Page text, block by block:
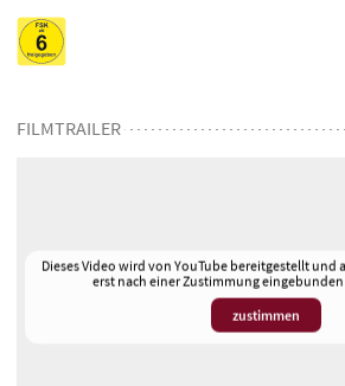
FILMTRAILER
Dieses Video wird von YouTube bereitgestellt und
erst nach einer Zustimmung
zustimmen